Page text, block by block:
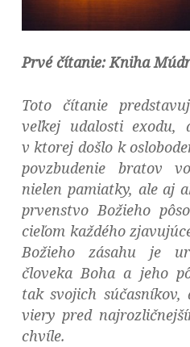
Prvé čítanie: Kniha
Toto čítanie
veľkej udalosti exodu,
v ktorej došlo k
povzbudenie bratov
nielen pamiatky, ale aj
prvenstvo Božieho
cieľom každého
Božieho zásahu je
človeka Boha a jeho
tak svojich
viery pred
chvíle.